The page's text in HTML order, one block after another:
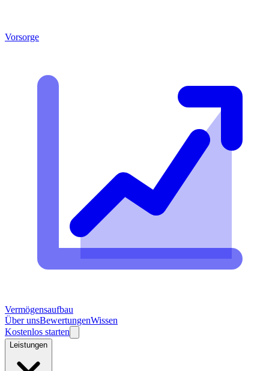
Vorsorge
Vermögensaufbau
Über unsBewertungenWissen
Kostenlos starten
Leistungen